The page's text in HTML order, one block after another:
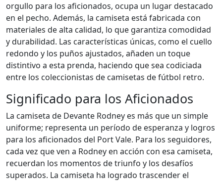
orgullo para los aficionados, ocupa un lugar destacado
en el pecho. Además, la camiseta está fabricada con
materiales de alta calidad, lo que garantiza comodidad
y durabilidad. Las características únicas, como el cuello
redondo y los puños ajustados, añaden un toque
distintivo a esta prenda, haciendo que sea codiciada
entre los coleccionistas de camisetas de fútbol retro.
Significado para los Aficionados
La camiseta de Devante Rodney es más que un simple
uniforme; representa un período de esperanza y logros
para los aficionados del Port Vale. Para los seguidores,
cada vez que ven a Rodney en acción con esa camiseta,
recuerdan los momentos de triunfo y los desafíos
superados. La camiseta ha logrado trascender el